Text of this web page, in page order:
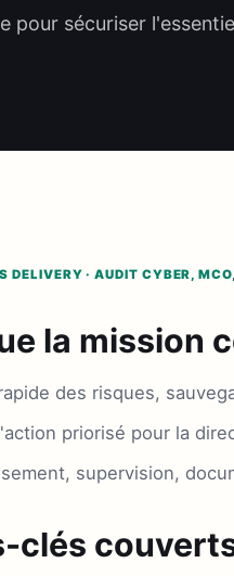
pour sécuriser
DELIVERY · AUDIT CYBER,
la mission
des risques,
priorisé pour la
supervision,
clés